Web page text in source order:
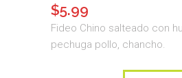
$5.99
Fideo Chino salteado con
pechuga pollo, chancho.